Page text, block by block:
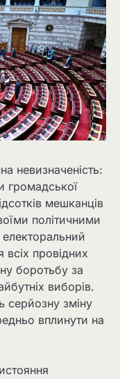
невизначеність:
громадської
мешканців
політичними
провідних
боротьбу за
виборів.
серйозну зміну
вплинути на